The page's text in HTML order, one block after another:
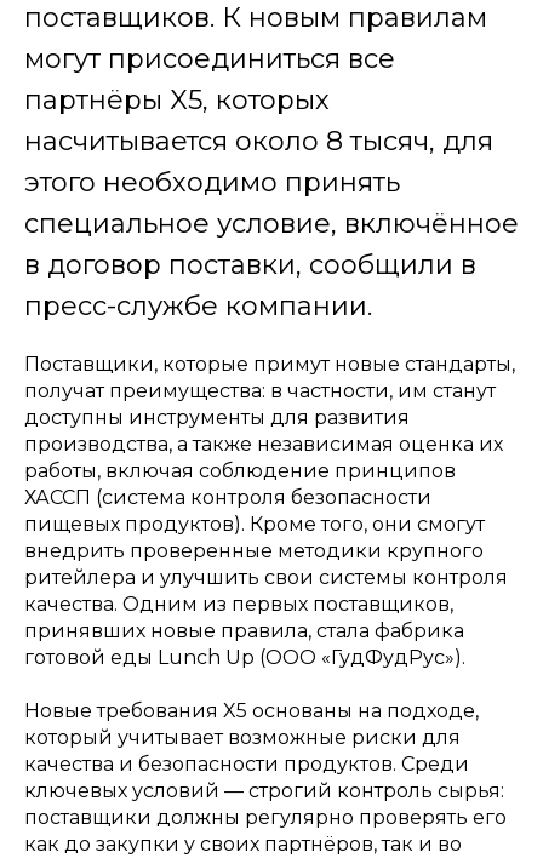
поставщиков. К новым правилам
могут присоединиться все
партнёры X5, которых
насчитывается около 8 тысяч, для
этого необходимо принять
специальное условие, включённое
в договор поставки, сообщили в
пресс-службе компании.
Поставщики, которые примут новые стандарты,
получат преимущества: в частности, им станут
доступны инструменты для развития
производства, а также независимая оценка их
работы, включая соблюдение принципов
ХАССП (система контроля безопасности
пищевых продуктов). Кроме того, они смогут
внедрить проверенные методики крупного
ритейлера и улучшить свои системы контроля
качества. Одним из первых поставщиков,
принявших новые правила, стала фабрика
готовой еды Lunch Up (ООО «ГудФудРус»).
Новые требования X5 основаны на подходе,
который учитывает возможные риски для
качества и безопасности продуктов. Среди
ключевых условий — строгий контроль сырья:
поставщики должны регулярно проверять его
как до закупки у своих партнёров, так и во